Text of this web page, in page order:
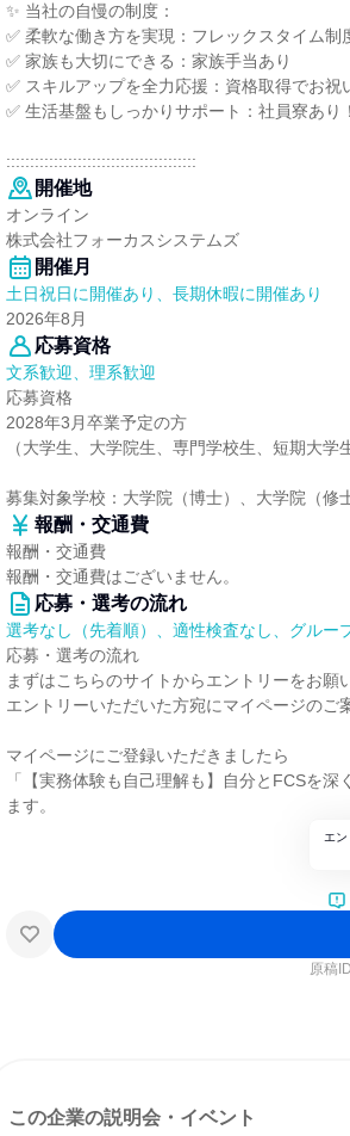
✨ 当社の自慢の制度：
✅ 柔軟な働き方を実現：フレックスタイム制
✅ 家族も大切にできる：家族手当あり
✅ スキルアップを全力応援：資格取得でお祝
✅ 生活基盤もしっかりサポート：社員寮あり！
::::::::::::::::::::::::::::::::::::::::
開催地
オンライン
株式会社フォーカスシステムズ
開催月
土日祝日に開催あり、長期休暇に開催あり
2026年8月
応募資格
文系歓迎、理系歓迎
応募資格
2028年3月卒業予定の方
（大学生、大学院生、専門学校生、短期大学
募集対象学校：大学院（博士）、大学院（修
報酬・交通費
報酬・交通費
報酬・交通費はございません。
応募・選考の流れ
選考なし（先着順）、適性検査なし、グルー
応募・選考の流れ
まずはこちらのサイトからエントリーをお願
エントリーいただいた方宛にマイページのご
マイページにご登録いただきましたら
「【実務体験も自己理解も】自分とFCSを
ます。
エ
原稿
この企業の説明会・イベント